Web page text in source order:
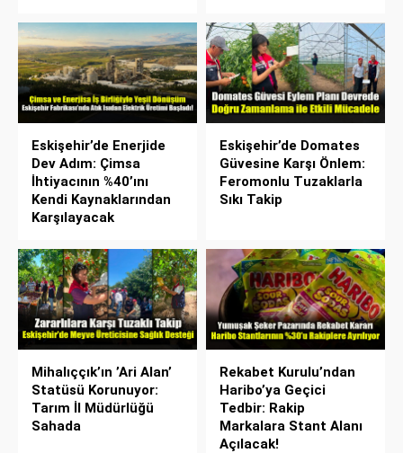
Eskişehir’de Enerjide
Dev Adım: Çimsa
İhtiyacının %40’ını
Kendi Kaynaklarından
Karşılayacak
Eskişehir’de Domates
Güvesine Karşı Önlem:
Feromonlu Tuzaklarla
Sıkı Takip
Mihalıççık’ın ’Ari Alan’
Statüsü Korunuyor:
Tarım İl Müdürlüğü
Sahada
Rekabet Kurulu’ndan
Haribo’ya Geçici
Tedbir: Rakip
Markalara Stant Alanı
Açılacak!